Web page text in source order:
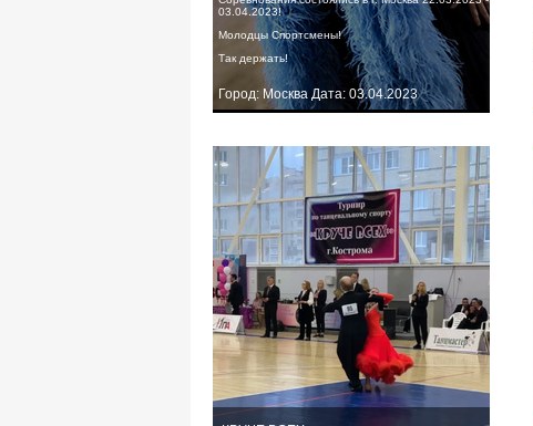
03.04.2023!
Молодцы Спортсмены!
Так держать!
Город: Москва Дата: 03.04.2023